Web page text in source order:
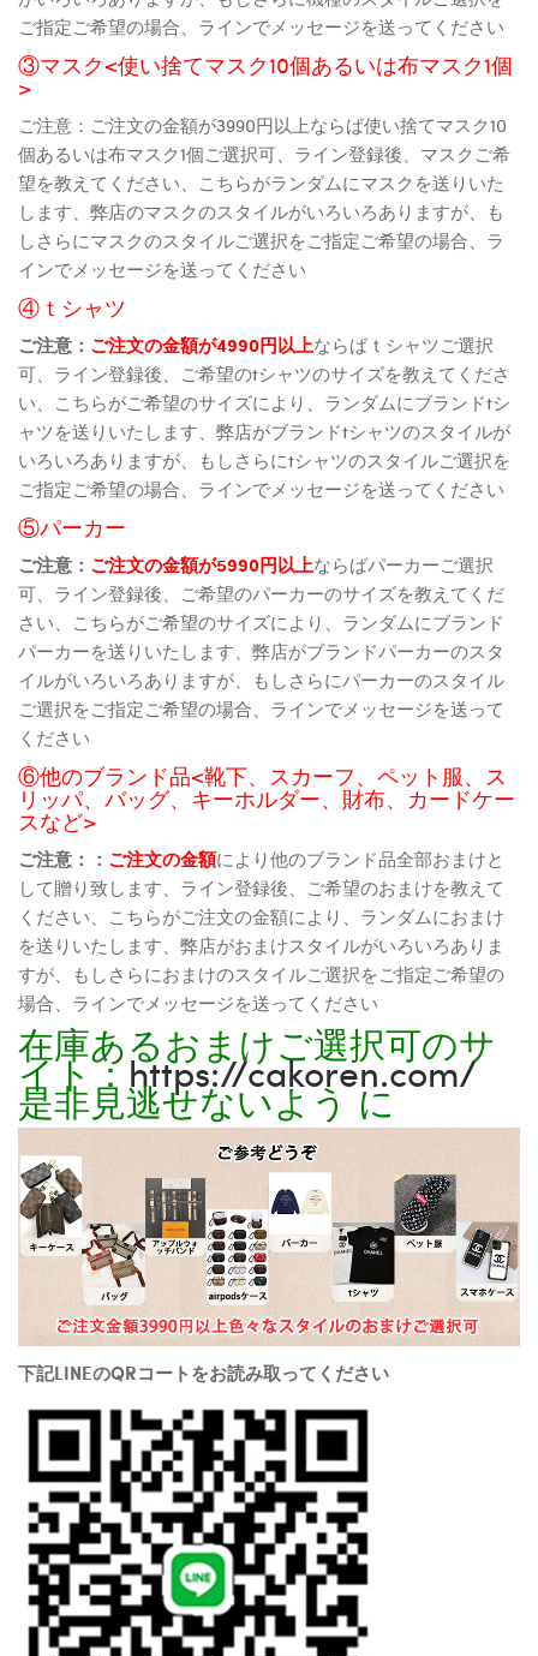
ご指定ご希望の場合、ラインでメッセージを送ってください
③マスク<使い捨てマスク10個あるいは布マスク1個
>
ご注意：ご注文の金額が3990円以上ならば使い捨てマスク10
個あるいは布マスク1個ご選択可、ライン登録後、マスクご希
望を教えてください、こちらがランダムにマスクを送りいた
します、弊店のマスクのスタイルがいろいろありますが、も
しさらにマスクのスタイルご選択をご指定ご希望の場合、ラ
インでメッセージを送ってください
④ｔシャツ
ご注意： ご注文の金額が4990円以上ならばｔシャツご選択
可、ライン登録後、ご希望のtシャツのサイズを教えてくださ
い、こちらがご希望のサイズにより、ランダムにブランドtシ
ャツを送りいたします、弊店がブランドtシャツのスタイルが
いろいろありますが、もしさらにtシャツのスタイルご選択を
ご指定ご希望の場合、ラインでメッセージを送ってください
⑤パーカー
ご注意： ご注文の金額が5990円以上ならばパーカーご選択
可、ライン登録後、ご希望のパーカーのサイズを教えてくだ
さい、こちらがご希望のサイズにより、ランダムにブランド
パーカーを送りいたします、弊店がブランドパーカーのスタ
イルがいろいろありますが、もしさらにパーカーのスタイル
ご選択をご指定ご希望の場合、ラインでメッセージを送って
ください
⑥他のブランド品<靴下、スカーフ、ペット服、ス
リッパ、バッグ、キーホルダー、財布、カードケー
スなど>
ご注意：： ご注文の金額により他のブランド品全部おまけと
して贈り致します、ライン登録後、ご希望のおまけを教えて
ください、こちらがご注文の金額により、ランダムにおまけ
を送りいたします、弊店がおまけスタイルがいろいろありま
すが、もしさらにおまけのスタイルご選択をご指定ご希望の
場合、ラインでメッセージを送ってください
在庫あるおまけご選択可のサ
イト：https://cakoren.com/
是非見逃せないよう に
下記LINEのQRコートをお読み取ってください